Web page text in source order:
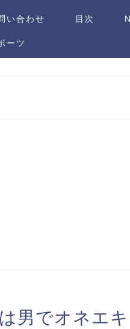
い合わせ 目次
ーツ
男でオネエ